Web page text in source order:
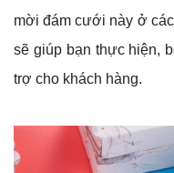
mời đám cưới này ở
sẽ giúp bạn thực hiện,
trợ cho khách hàng.